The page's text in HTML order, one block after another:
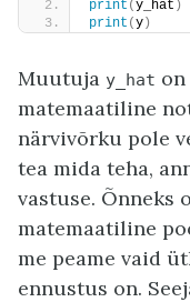
print (y_hat )
print (y )
Muutuja y_hat
matemaatiline
närvivõrku pole
tea mida teha,
vastuse. Õnneks
matemaatiline
me peame vaid
ennustus on.